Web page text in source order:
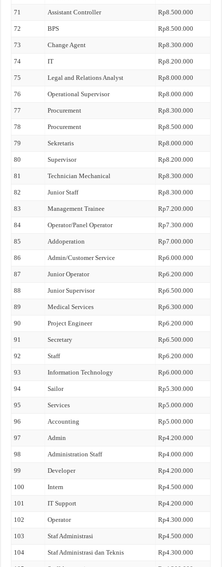
71 Assistant Controller Rp8.500.000
72 BPS Rp8.500.000
73 Change Agent Rp8.300.000
74 IT Rp8.200.000
75 Legal and Relations Analyst Rp8.000.000
76 Operational Supervisor Rp8.000.000
77 Procurement Rp8.300.000
78 Procurement Rp8.500.000
79 Sekretaris Rp8.000.000
80 Supervisor Rp8.200.000
81 Technician Mechanical Rp8.300.000
82 Junior Staff Rp8.300.000
83 Management Trainee Rp7.200.000
84 Operator/Panel Operator Rp7.300.000
85 Addoperation Rp7.000.000
86 Admin/Customer Service Rp6.000.000
87 Junior Operator Rp6.200.000
88 Junior Supervisor Rp6.500.000
89 Medical Services Rp6.300.000
90 Project Engineer Rp6.200.000
91 Secretary Rp6.500.000
92 Staff Rp6.200.000
93 Information Technology Rp6.000.000
94 Sailor Rp5.300.000
95 Services Rp5.000.000
96 Accounting Rp5.000.000
97 Admin Rp4.200.000
98 Administration Staff Rp4.000.000
99 Developer Rp4.200.000
100 Intern Rp4.500.000
101 IT Support Rp4.200.000
102 Operator Rp4.300.000
103 Staf Administrasi Rp4.500.000
104 Staf Administrasi dan Teknis Rp4.300.000